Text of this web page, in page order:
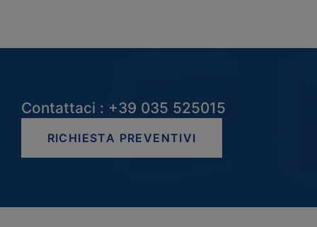
Contattaci : +39 035 525015
RICHIESTA PREVENTIVI